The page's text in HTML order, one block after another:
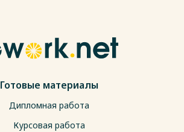
Готовые материалы
Дипломная работа
Курсовая работа